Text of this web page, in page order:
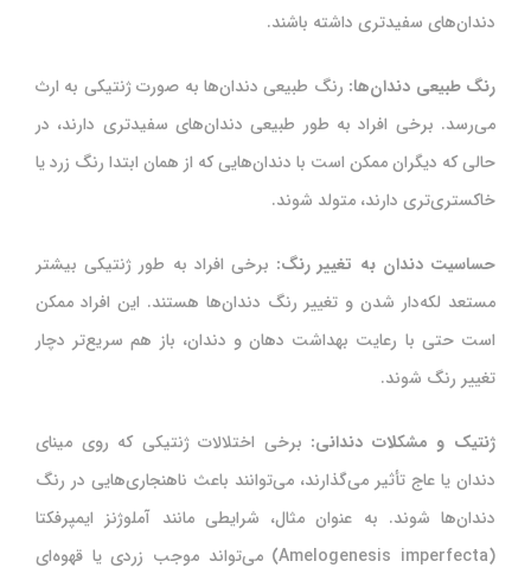
دندان‌های سفیدتری داشته باشند.
رنگ طبیعی دندان‌ها: رنگ طبیعی دندان‌ها به صورت ژنتیکی به ارث
می‌رسد. برخی افراد به طور طبیعی دندان‌های سفیدتری دارند، در
حالی که دیگران ممکن است با دندان‌هایی که از همان ابتدا رنگ زرد یا
خاکستری‌تری دارند، متولد شوند.
حساسیت دندان به تغییر رنگ: برخی افراد به طور ژنتیکی بیشتر
مستعد لکه‌دار شدن و تغییر رنگ دندان‌ها هستند. این افراد ممکن
است حتی با رعایت بهداشت دهان و دندان، باز هم سریع‌تر دچار
تغییر رنگ شوند.
ژنتیک و مشکلات دندانی: برخی اختلالات ژنتیکی که روی مینای
دندان یا عاج تأثیر می‌گذارند، می‌توانند باعث ناهنجاری‌هایی در رنگ
دندان‌ها شوند. به عنوان مثال، شرایطی مانند آملوژنز ایمپرفکتا
(Amelogenesis imperfecta) می‌تواند موجب زردی یا قهوه‌ای